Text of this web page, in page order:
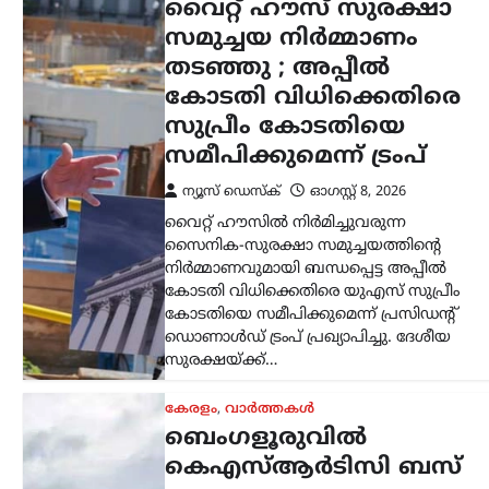
അപകടം; ഡ്രൈവറും
കണ്ടക്ടറും മരിച്ചു
ന്യൂസ് ഡെസ്ക് ഓഗസ്റ്റ്‌ 8, 2026
ബെംഗളൂരുവിൽ കെഎസ്ആർടിസി
ബസ് അപകടത്തിൽപ്പെട്ട് ഡ്രൈവറും
കണ്ടക്ടറും മരിച്ചു. കോഴിക്കോട്
ഡിപ്പോയിൽ നിന്ന് സർവീസ്
നടത്തിയിരുന്ന ബസാണ് മൈസൂരു-
ബെംഗളൂരു എക്സ്പ്രസ് ഹൈവേയിൽ
നിയന്ത്രണം വിട്ട് മറിഞ്ഞത്.
കോഴിക്കോട്…
അന്താരാഷ്ട്രം,ട്രെൻഡിംഗ്,ലേറ്റസ്റ്റ് ന്യൂസ്
ഇറാന്റെ പുതിയ
പരമോന്നത
നേതാവിന്റെ
മരണവാർത്ത ഉടൻ;
ഇസ്രായേലി